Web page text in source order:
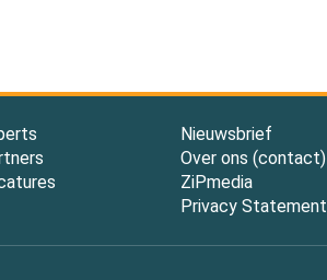
Nieuwsbrief
Over ons (contact)
ZiPmedia
Privacy Statement